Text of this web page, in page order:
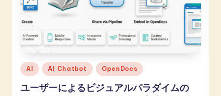
Posted
AI AI Chatbot OpenDocs
ユーザーによるビジュアルパラダイムの